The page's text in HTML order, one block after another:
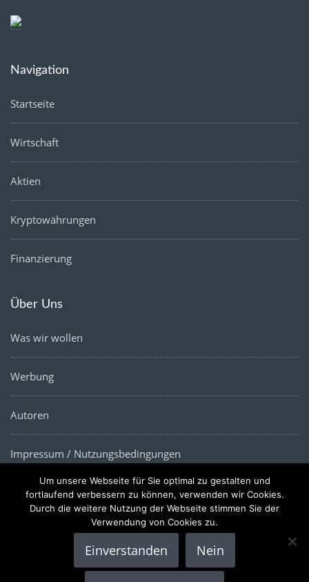
Navigation
Startseite
Wirtschaft
Aktien
Kryptowährungen
Finanzierung
Über Uns
Was wir wollen
Werbung
Autoren
Impressum / Nutzungsbedingungen
Datenschutz
Copyright © 2022 |Die Wirtschaftsnews- Alle Rechte
Um unsere Webseite für Sie optimal zu gestalten und
fortlaufend verbessern zu können, verwenden wir Cookies.
Durch die weitere Nutzung der Webseite stimmen Sie der
Verwendung von Cookies zu.
Einverstanden Nein